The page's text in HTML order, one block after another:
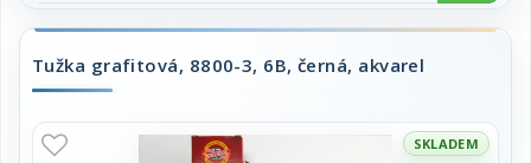
Tužka grafitová, 8800-3, 6B, černá, akvarel
SKLADEM